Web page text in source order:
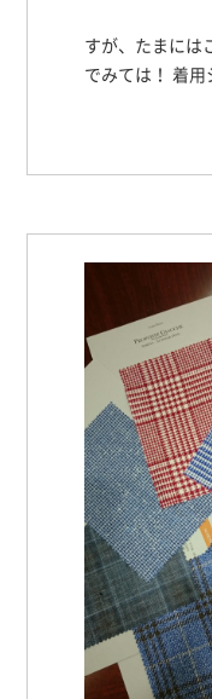
すが、たまには
でみては！ 着